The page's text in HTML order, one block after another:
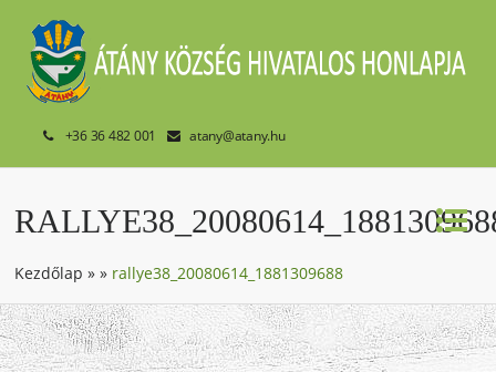
+36 36 482 001 atany@atany.hu
Kezdőlap »» rallye38_20080614_1881309688